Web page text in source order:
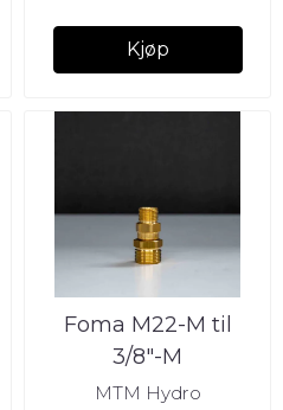
Kjøp
Foma M22-M til
3/8″-M
MTM Hydro